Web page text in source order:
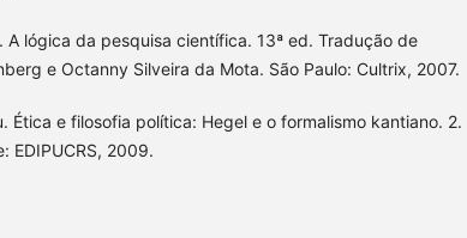
A lógica da pesquisa científica. 13ª ed. Tradução de
e Octanny Silveira da Mota. São Paulo: Cultrix, 2007.
Ética e filosofia política: Hegel e o formalismo kantiano. 2.
EDIPUCRS, 2009.